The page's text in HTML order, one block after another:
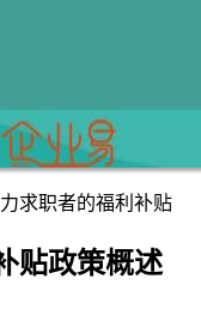
求职者的福利补贴
贴政策概述